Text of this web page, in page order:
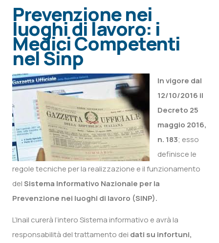
Prevenzione nei
luoghi di lavoro: i
Medici Competenti
nel Sinp
In vigore dal
12/10/2016 il
Decreto 25
maggio 2016,
n. 183; esso
definisce le
regole tecniche per la realizzazione e il funzionamento
delSistema Informativo Nazionale per la
Prevenzione nei luoghi di lavoro (SINP).
L’Inail curerà l’intero Sistema informativo e avrà la
responsabilità del trattamento dei dati su infortuni,